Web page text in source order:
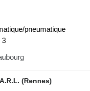
pneumatique
3
(Rennes)